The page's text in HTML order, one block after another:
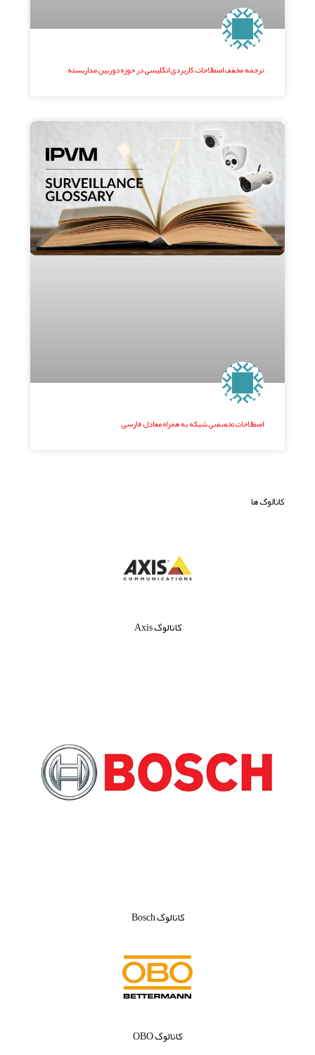
ترجمه مخفف اصطلاحات کاربردی انگلیسی در حوزه دوربین مداربسته
اصطلاحات تخصصی شبکه به همراه معادل فارسی
کاتالوگ ها
کاتالوگ Axis
کاتالوگ Bosch
کاتالوگ OBO